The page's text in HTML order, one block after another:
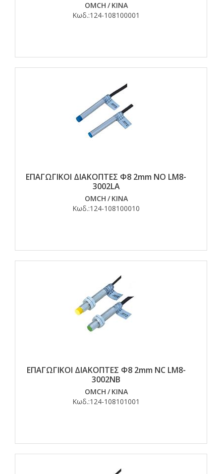
OMCH / ΚΙΝΑ
Κωδ.:124-108100001
ΕΠΑΓΩΓΙΚΟΙ ΔΙΑΚΟΠΤΕΣ Φ8 2mm NO LM8-
3002LA
OMCH / ΚΙΝΑ
Κωδ.:124-108100010
ΕΠΑΓΩΓΙΚΟΙ ΔΙΑΚΟΠΤΕΣ Φ8 2mm NC LM8-
3002NB
OMCH / ΚΙΝΑ
Κωδ.:124-108101001